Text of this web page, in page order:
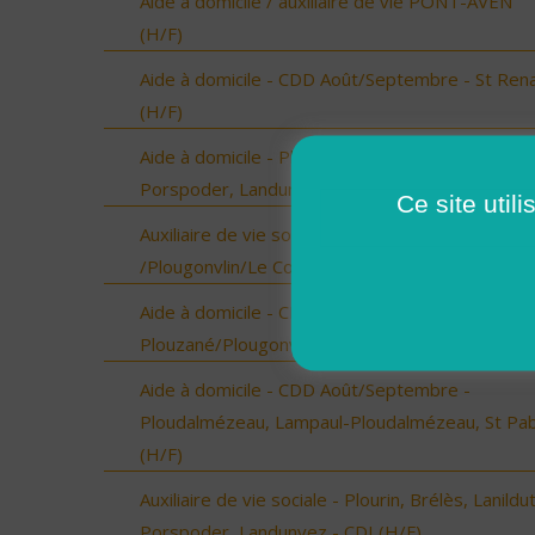
(H/F)
Aide à domicile - CDD Août/Septembre - St
(H/F)
Aide à domicile - Plourin, Brélès, Lanildut,
Porspoder, Landunvez - CDD ou CDI (H/F)
Auxiliaire de vie sociale - Locmaria-Plouzané
/Plougonvlin/Le Conquet/Trébabu - CDI (H/F)
Aide à domicile - CDD Août/Septembre -
Plouzané/Plougonvelin/Le Conquet/Trébabu (H/
Aide à domicile - CDD Août/Septembre -
Ploudalmézeau, Lampaul-Ploudalmézeau, St
(H/F)
Auxiliaire de vie sociale - Plourin, Brélès,
Ce site